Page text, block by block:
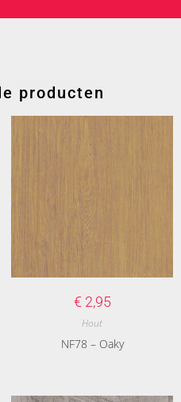
producten
€ 2,95
Hout
NF78 – Oaky